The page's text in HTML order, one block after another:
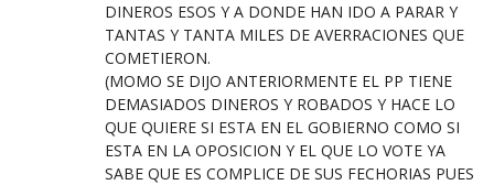
DINEROS ESOS Y A DONDE HAN IDO A PARAR Y
TANTAS Y TANTA MILES DE AVERRACIONES QUE
COMETIERON.
(MOMO SE DIJO ANTERIORMENTE EL PP TIENE
DEMASIADOS DINEROS Y ROBADOS Y HACE LO
QUE QUIERE SI ESTA EN EL GOBIERNO COMO SI
ESTA EN LA OPOSICION Y EL QUE LO VOTE YA
SABE QUE ES COMPLICE DE SUS FECHORIAS PUES